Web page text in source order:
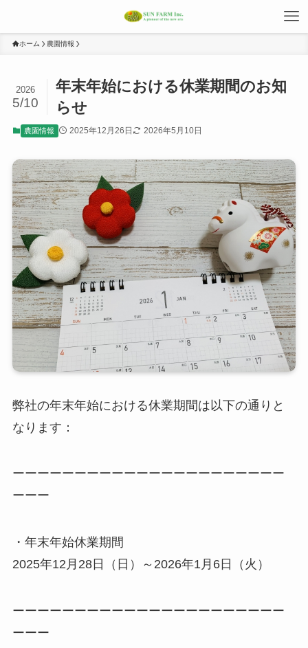
ホーム 農園情報
年末年始における休業期間のお知
らせ
2026
5/10
農園情報 2025年12月26日 2026年5月10日
弊社の年末年始における休業期間は以下の通りと
なります：
ーーーーーーーーーーーーーーーーーーーーーー
ーーー
・年末年始休業期間
2025年12月28日（日）～2026年1月6日（火）
ーーーーーーーーーーーーーーーーーーーーーー
ーーー